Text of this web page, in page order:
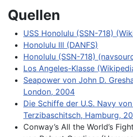
Quellen
USS Honolulu (SSN-718)
Honolulu III (DANFS)
Honolulu (SSN-718)
Los Angeles-Klasse
Seapower von John D.
London, 2004
Die Schiffe der U.S. Navy
Terzibaschitsch, Hamburg,
Conway’s All the World’s